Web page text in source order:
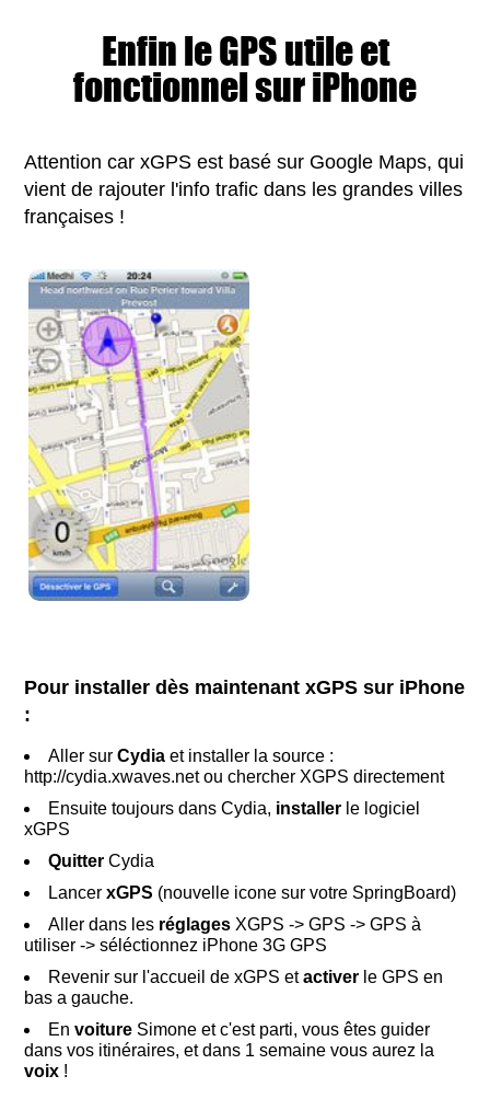
Enfin le GPS utile et
fonctionnel sur iPhone
Attention car xGPS est basé sur Google Maps, qui
vient de rajouter l'info trafic dans les grandes villes
françaises !
Pour installer dès maintenant xGPS sur iPhone
:
Aller surCydia et installer la source :
http://cydia.xwaves.net ou chercher XGPS directement
Ensuite toujours dans Cydia, installer le logiciel
xGPS
Quitter Cydia
LancerxGPS (nouvelle icone sur votre SpringBoard)
Aller dans les réglages XGPS -> GPS -> GPS à
utiliser -> séléctionnez iPhone 3G GPS
Revenir sur l'accueil de xGPS etactiver le GPS en
bas a gauche.
Envoiture Simone et c'est parti, vous êtes guider
dans vos itinéraires, et dans 1 semaine vous aurez la
voix !